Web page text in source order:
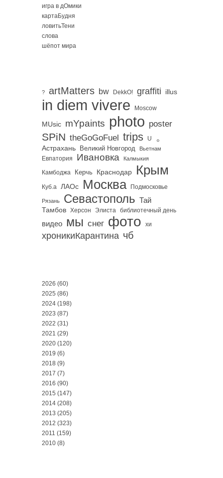
игра в дОмики
картаБудня
ловитьТени
слова
шёпот мира
? artMatters bw DekkO! graffiti illus
in diem vivere Moscow
MUsic mYpaints photo poster
SPiN theGoGoFuel trips U 。
Астрахань Великий Новгород Вьетнам
Евпатория Ивановка Калмыкия
Камбоджа Керчь Краснодар Крым
Куб.а ЛАОс Москва Подмосковье
Рязань Севастополь Тай
Тамбов Херсон Элиста библиотечный день
видео мы снег фото хи
хроникиКарантина чб
2026 (60)
2025 (86)
2024 (198)
2023 (87)
2022 (31)
2021 (29)
2020 (120)
2019 (6)
2018 (9)
2017 (7)
2016 (90)
2015 (147)
2014 (208)
2013 (205)
2012 (323)
2011 (159)
2010 (8)